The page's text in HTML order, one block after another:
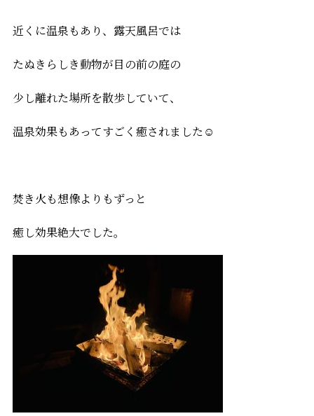
近くに温泉もあり、露天風呂では
たぬきらしき動物が目の前の庭の
少し離れた場所を散歩していて、
温泉効果もあってすごく癒されました☺
焚き火も想像よりもずっと
癒し効果絶大でした。